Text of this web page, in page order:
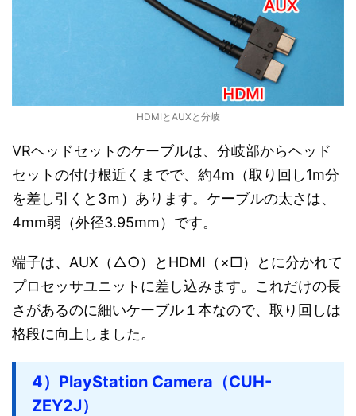
HDMIとAUXと分岐
VRヘッドセットのケーブルは、分岐部からヘッド
セットの付け根近くまでで、約4m（取り回し1m分
を差し引くと3ｍ）あります。ケーブルの太さは、
4mm弱（外径3.95mm）です。
端子は、AUX（△○）とHDMI（×□）とに分かれて
プロセッサユニットに差し込みます。これだけの長
さがあるのに細いケーブル１本なので、取り回しは
格段に向上しました。
4）PlayStation Camera（CUH-
ZEY2J）